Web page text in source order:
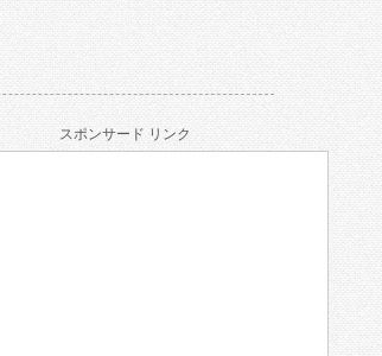
スポンサード リンク